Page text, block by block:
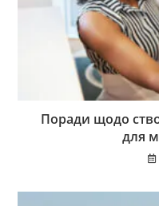
Поради щодо
для